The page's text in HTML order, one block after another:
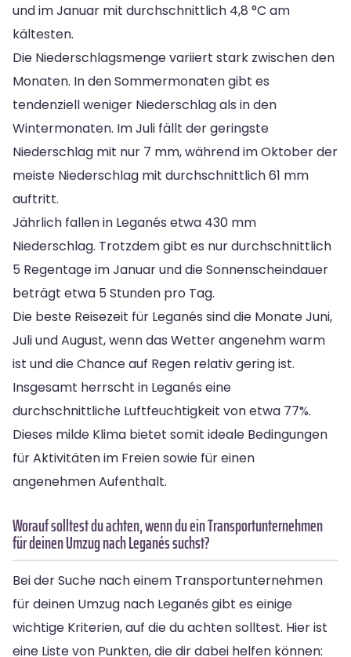
und im Januar mit durchschnittlich 4,8 °C am
kältesten.
Die Niederschlagsmenge variiert stark zwischen den
Monaten. In den Sommermonaten gibt es
tendenziell weniger Niederschlag als in den
Wintermonaten. Im Juli fällt der geringste
Niederschlag mit nur 7 mm, während im Oktober der
meiste Niederschlag mit durchschnittlich 61 mm
auftritt.
Jährlich fallen in Leganés etwa 430 mm
Niederschlag. Trotzdem gibt es nur durchschnittlich
5 Regentage im Januar und die Sonnenscheindauer
beträgt etwa 5 Stunden pro Tag.
Die beste Reisezeit für Leganés sind die Monate Juni,
Juli und August, wenn das Wetter angenehm warm
ist und die Chance auf Regen relativ gering ist.
Insgesamt herrscht in Leganés eine
durchschnittliche Luftfeuchtigkeit von etwa 77%.
Dieses milde Klima bietet somit ideale Bedingungen
für Aktivitäten im Freien sowie für einen
angenehmen Aufenthalt.
Worauf solltest du achten, wenn du ein Transportunternehmen
für deinen Umzug nach Leganés suchst?
Bei der Suche nach einem Transportunternehmen
für deinen Umzug nach Leganés gibt es einige
wichtige Kriterien, auf die du achten solltest. Hier ist
eine Liste von Punkten, die dir dabei helfen können: